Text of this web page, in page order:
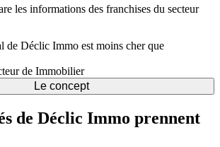
les informations des franchises du secteur
de Déclic Immo est moins cher que
de Immobilier
Le concept
de Déclic Immo prennent